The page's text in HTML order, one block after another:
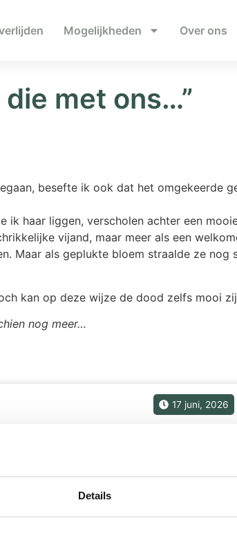
Details
Mogelijkheden Over ons
met ons…”
besefte ik ook dat het omgekeerde
haar liggen, verscholen achter een
vijand, maar meer als een
Maar als geplukte bloem straalde ze nog
kan op deze wijze de dood zelfs mooi
nog meer…
17 juni, 2026